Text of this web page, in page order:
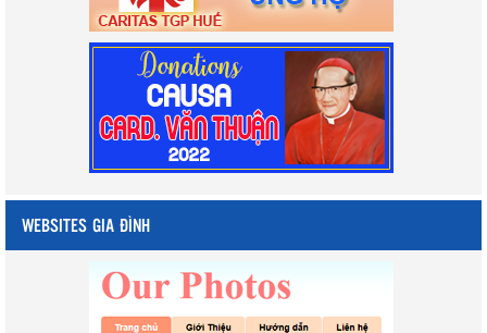
WEBSITES GIA ĐÌNH